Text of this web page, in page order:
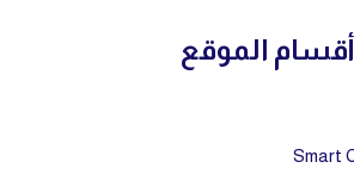
أقسام الموقع